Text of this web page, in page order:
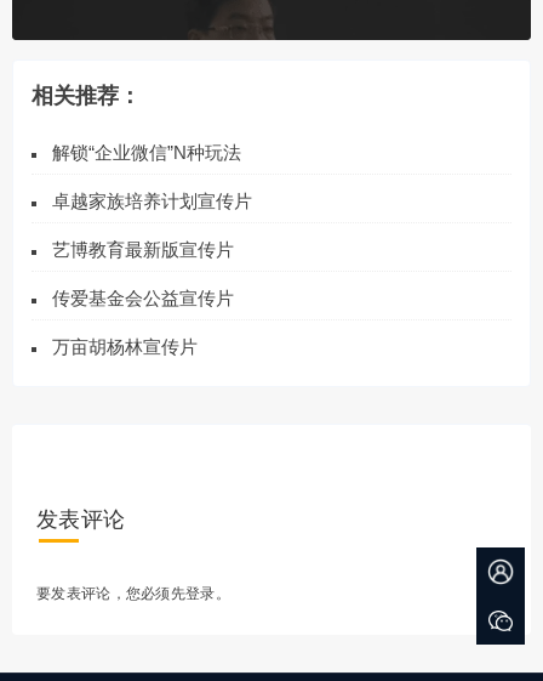
相关推荐：
解锁“企业微信”N种玩法
卓越家族培养计划宣传片
艺博教育最新版宣传片
传爱基金会公益宣传片
万亩胡杨林宣传片
发表评论
要发表评论，您必须先登录 。